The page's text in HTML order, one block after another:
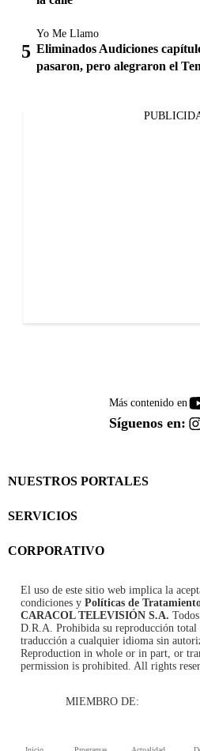
Yo Me Llamo
Eliminados Audiciones
pasaron, pero alegraron el
Más contenido en
Síguenos en:
NUESTROS PORTALES
SERVICIOS
CORPORATIVO
El uso de este sitio web implica la
condiciones y Políticas de
CARACOL TELEVISIÓN S.A.
D.R.A. Prohibida su reproducción total
traducción a cualquier idioma sin
Reproduction in whole or in part, or
permission is prohibited. All rights
MIEMBRO DE: